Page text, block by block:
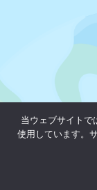
当ウェブサイト
使用しています。